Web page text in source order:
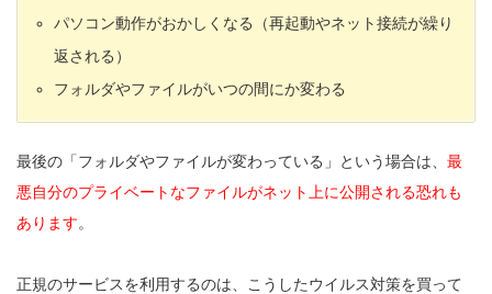
パソコン動作がおかしくなる（再起動やネット接続が繰り
返される）
フォルダやファイルがいつの間にか変わる
最後の「フォルダやファイルが変わっている」という場合は、 最
悪自分のプライベートなファイルがネット上に公開される恐れも
あります。
正規のサービスを利用するのは、こうしたウイルス対策を買って